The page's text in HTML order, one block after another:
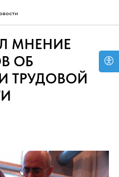
МНЕНИЕ
ОБ
ТРУДОВОЙ